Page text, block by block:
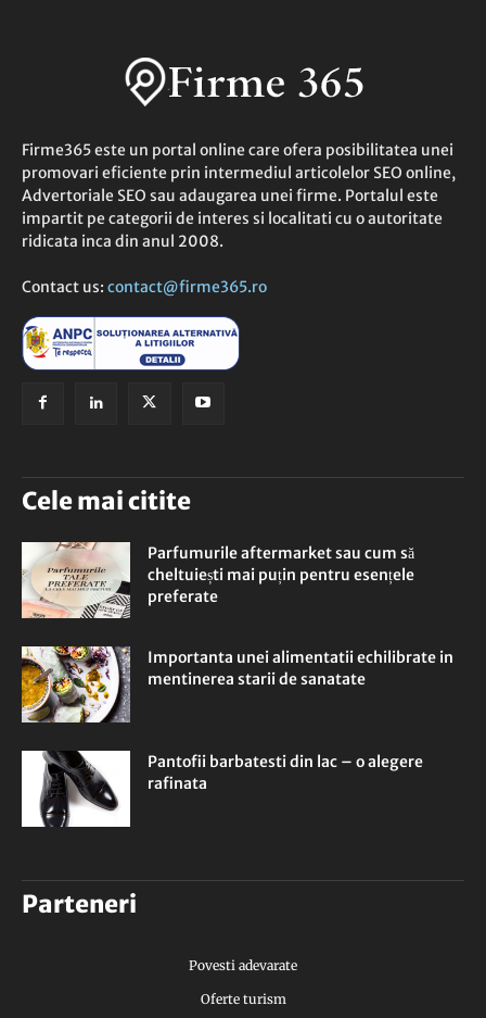
Firme365 este un portal online care ofera posibilitatea unei
promovari eficiente prin intermediul articolelor SEO online,
Advertoriale SEO sau adaugarea unei firme. Portalul este
impartit pe categorii de interes si localitati cu o autoritate
ridicata inca din anul 2008.
Contact us: contact@firme365.ro
Cele mai citite
Parfumurile aftermarket sau cum să
cheltuiești mai puțin pentru esențele
preferate
Importanta unei alimentatii echilibrate in
mentinerea starii de sanatate
Pantofii barbatesti din lac – o alegere
rafinata
Parteneri
Povesti adevarate
Oferte turism